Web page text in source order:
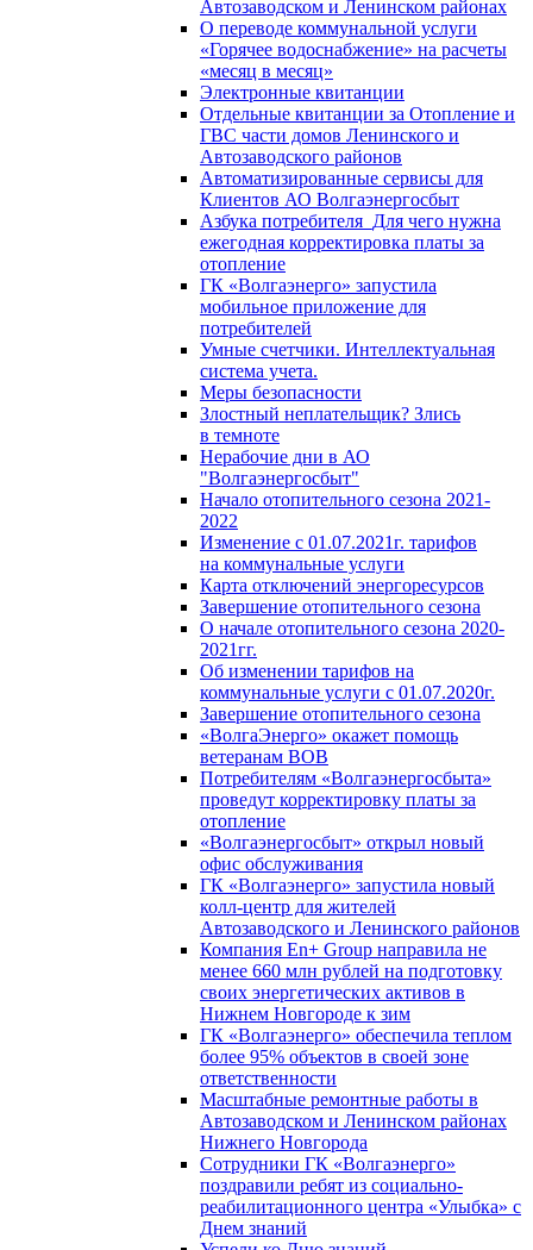
Автозаводском и Ленинском районах
О переводе коммунальной услуги
«Горячее водоснабжение» на расчеты
«месяц в месяц»
Электронные квитанции
Отдельные квитанции за Отопление и
ГВС части домов Ленинского и
Автозаводского районов
Автоматизированные сервисы для
Клиентов АО Волгаэнергосбыт
Азбука потребителя_Для чего нужна
ежегодная корректировка платы за
отопление
ГК «Волгаэнерго» запустила
мобильное приложение для
потребителей
Умные счетчики. Интеллектуальная
система учета.
Меры безопасности
Злостный неплательщик? Злись
в темноте
Нерабочие дни в АО
"Волгаэнергосбыт"
Начало отопительного сезона 2021-
2022
Изменение с 01.07.2021г. тарифов
на коммунальные услуги
Карта отключений энергоресурсов
Завершение отопительного сезона
О начале отопительного сезона 2020-
2021гг.
Об изменении тарифов на
коммунальные услуги с 01.07.2020г.
Завершение отопительного сезона
«ВолгаЭнерго» окажет помощь
ветеранам ВОВ
Потребителям «Волгаэнергосбыта»
проведут корректировку платы за
отопление
«Волгаэнергосбыт» открыл новый
офис обслуживания
ГК «Волгаэнерго» запустила новый
колл-центр для жителей
Автозаводского и Ленинского районов
Компания En+ Group направила не
менее 660 млн рублей на подготовку
своих энергетических активов в
Нижнем Новгороде к зим
ГК «Волгаэнерго» обеспечила теплом
более 95% объектов в своей зоне
ответственности
Масштабные ремонтные работы в
Автозаводском и Ленинском районах
Нижнего Новгорода
Сотрудники ГК «Волгаэнерго»
поздравили ребят из социально-
реабилитационного центра «Улыбка» с
Днем знаний